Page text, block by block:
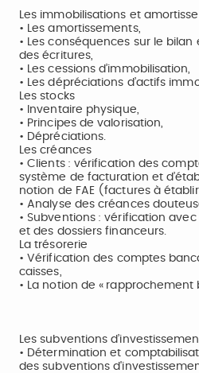
Les immobilisations et
• Les amortissements,
• Les conséquences sur le
des écritures,
• Les cessions d’immobilisation,
• Les dépréciations d’actifs
Les stocks
• Inventaire physique,
• Principes de valorisation,
• Dépréciations.
Les créances
• Clients : vérification des
système de facturation et
notion de FAE (factures à
• Analyse des créances
• Subventions : vérification
et des dossiers financeurs.
La trésorerie
• Vérification des comptes
caisses,
• La notion de « rapprochement
Les subventions
• Détermination et
des subventions